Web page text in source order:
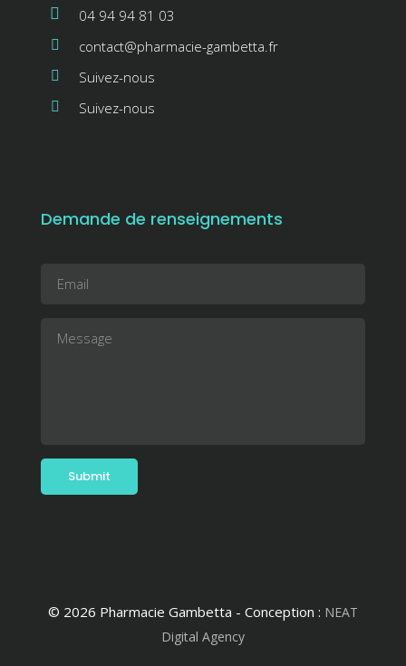
04 94 94 81 03
contact@pharmacie-gambetta.fr
Suivez-nous
Suivez-nous
Demande de renseignements
© 2026 Pharmacie Gambetta - Conception : NEAT
Digital Agency